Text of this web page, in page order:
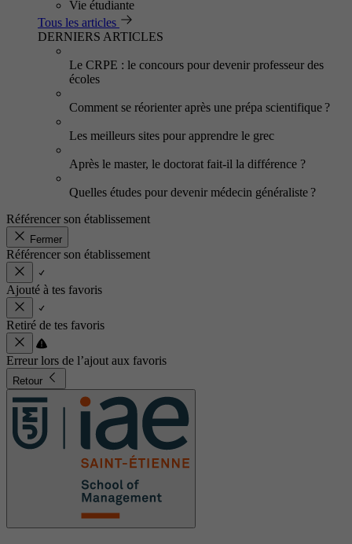
Vie étudiante
Tous les articles
DERNIERS ARTICLES
Le CRPE : le concours pour devenir professeur des
écoles
Comment se réorienter après une prépa scientifique ?
Les meilleurs sites pour apprendre le grec
Après le master, le doctorat fait-il la différence ?
Quelles études pour devenir médecin généraliste ?
Référencer son établissement
Fermer
Référencer son établissement
Ajouté à tes favoris
Retiré de tes favoris
Erreur lors de l’ajout aux favoris
Retour